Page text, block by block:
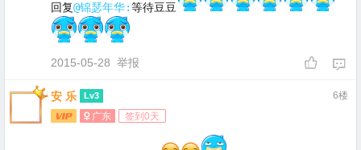
回复@锦瑟年华:等待豆豆
2015-05-28 举报
安 乐 Lv3
广东 签到0天
6楼